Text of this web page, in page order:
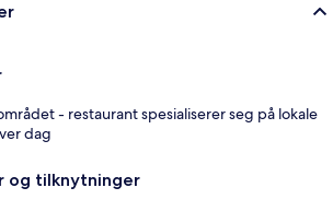
- restaurant spesialiserer seg på lokale
dag
og tilknytninger